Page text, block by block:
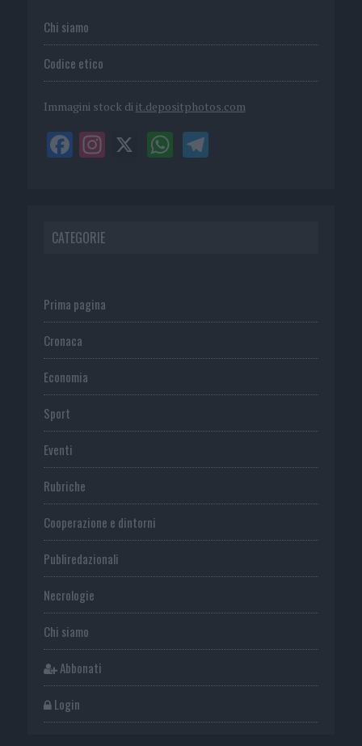
Chi siamo
Codice etico
Immagini stock di it.depositphotos.com
CATEGORIE
Prima pagina
Cronaca
Economia
Sport
Eventi
Rubriche
Cooperazione e dintorni
Publiredazionali
Necrologie
Chi siamo
Abbonati
Login